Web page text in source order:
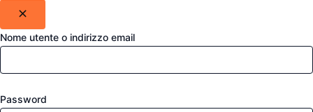
Nome utente o indirizzo email
Password